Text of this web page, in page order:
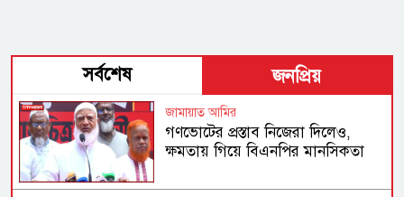
সর্বশেষ জনপ্রিয়
জামায়াত আমির
গণভোটের প্রস্তাব নিজেরা দিলেও,
ক্ষমতায় গিয়ে বিএনপির মানসিকতা